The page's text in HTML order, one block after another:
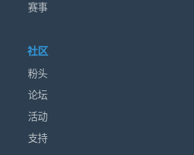
赛事
社区
粉头
论坛
活动
支持